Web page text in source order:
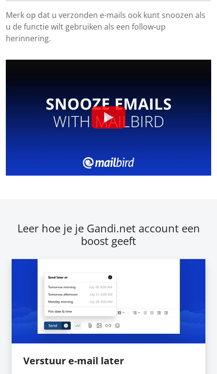
Merk op dat u verzonden e-mails ook kunt snoozen als
u de functie wilt gebruiken als een follow-up
herinnering.
Leer hoe je je Gandi.net account een
boost geeft
Verstuur e-mail later